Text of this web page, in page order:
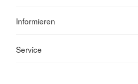
Informieren
Service